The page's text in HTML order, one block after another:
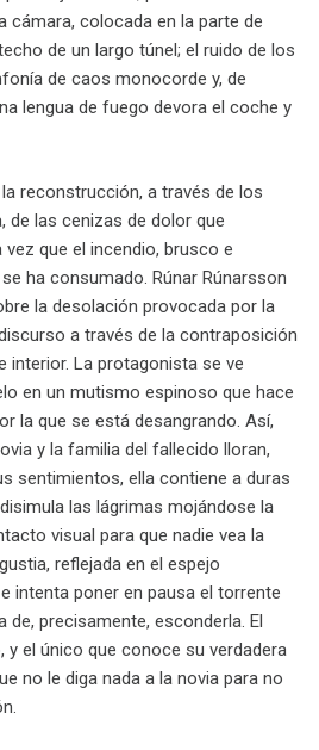
cámara, colocada en la parte de
de un largo túnel; el ruido de los
de caos monocorde y, de
lengua de fuego devora el coche y
reconstrucción, a través de los
de las cenizas de dolor que
que el incendio, brusco e
ha consumado. Rúnar Rúnarsson
la desolación provocada por la
a través de la contraposición
interior. La protagonista se ve
en un mutismo espinoso que hace
la que se está desangrando. Así,
y la familia del fallecido lloran,
sentimientos, ella contiene a duras
las lágrimas mojándose la
visual para que nadie vea la
reflejada en el espejo
intenta poner en pausa el torrente
precisamente, esconderla. El
y el único que conoce su verdadera
no le diga nada a la novia para no